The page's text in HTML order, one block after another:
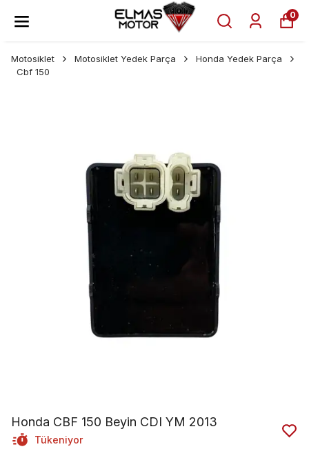
0
Motosiklet Motosiklet Yedek Parça
Honda Yedek Parça
Cbf 150
Honda CBF 150 Beyin CDI YM 2013
Tükeniyor